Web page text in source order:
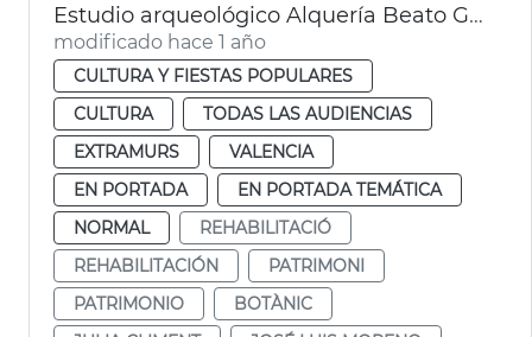
Estudio arqueológico Alquería Beato Gaspar Bono València
modificado hace 1 año
CULTURA Y FIESTAS POPULARES
CULTURA
TODAS LAS AUDIENCIAS
EXTRAMURS
VALENCIA
EN PORTADA
EN PORTADA TEMÁTICA
NORMAL
REHABILITACIÓ
REHABILITACIÓN
PATRIMONI
PATRIMONIO
BOTÀNIC